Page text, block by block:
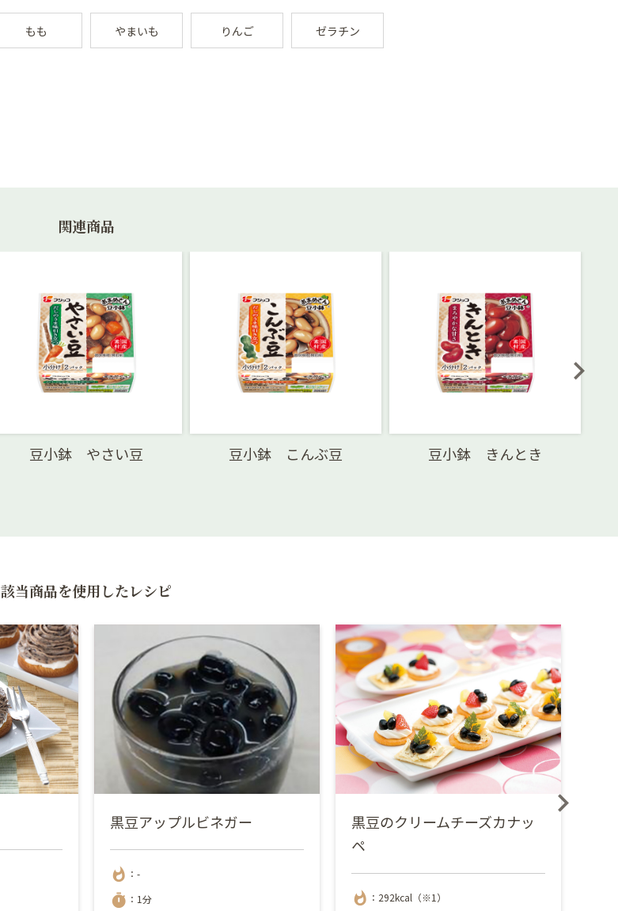
もも やまいも りんご ゼラチン
関連商品
豆小鉢 やさい豆 豆小鉢 こんぶ豆 豆小鉢 きんとき
該当商品を使用したレシピ
黒豆アップルビネガー
whatshot ：-
timer ：1分
黒豆のクリームチーズカナッ
ペ
whatshot ：292kcal（※1）